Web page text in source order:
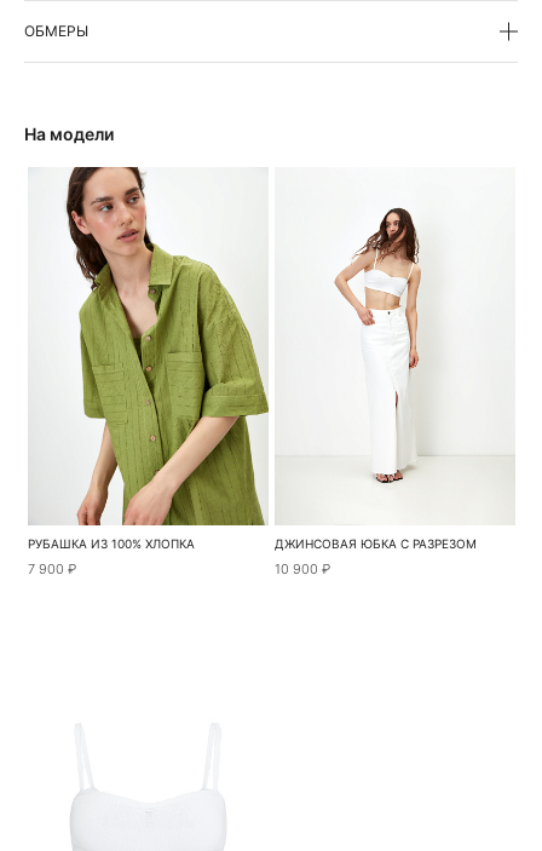
ОБМЕРЫ
На модели
РУБАШКА ИЗ 100% ХЛОПКА
7 900 ₽
ДЖИНСОВАЯ ЮБКА С РАЗРЕЗОМ
10 900 ₽